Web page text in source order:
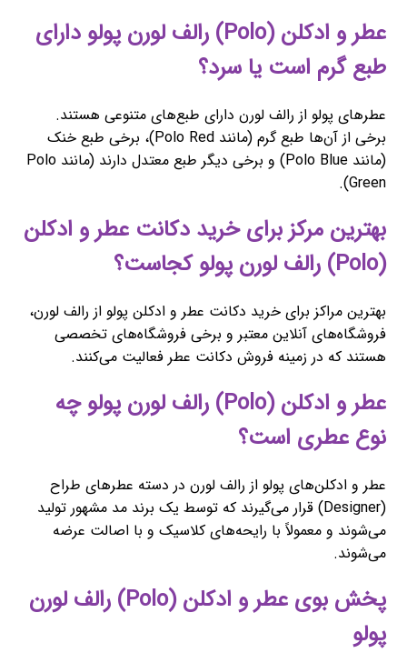
عطر و ادکلن (Polo) رالف لورن پولو دارای
طبع گرم است یا سرد؟
عطرهای پولو از رالف لورن دارای طبع‌های متنوعی هستند.
برخی از آن‌ها طبع گرم (مانند Polo Red)، برخی طبع خنک
(مانند Polo Blue) و برخی دیگر طبع معتدل دارند (مانند Polo
Green).
بهترین مرکز برای خرید دکانت عطر و ادکلن
(Polo) رالف لورن پولو کجاست؟
بهترین مراکز برای خرید دکانت عطر و ادکلن پولو از رالف لورن،
فروشگاه‌های آنلاین معتبر و برخی فروشگاه‌های تخصصی
هستند که در زمینه فروش دکانت عطر فعالیت می‌کنند.
عطر و ادکلن (Polo) رالف لورن پولو چه
نوع عطری است؟
عطر و ادکلن‌های پولو از رالف لورن در دسته عطرهای طراح
(Designer) قرار می‌گیرند که توسط یک برند مد مشهور تولید
می‌شوند و معمولاً با رایحه‌های کلاسیک و با اصالت عرضه
می‌شوند.
پخش بوی عطر و ادکلن (Polo) رالف لورن
پولو